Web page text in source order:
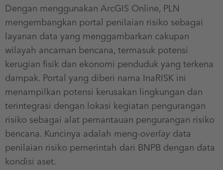
Dengan menggunakan ArcGIS Online, PLN
mengembangkan portal penilaian risiko sebagai
layanan data yang menggambarkan cakupan
wilayah ancaman bencana, termasuk potensi
kerugian fisik dan ekonomi penduduk yang terkena
dampak. Portal yang diberi nama InaRISK ini
menampilkan potensi kerusakan lingkungan dan
terintegrasi dengan lokasi kegiatan pengurangan
risiko sebagai alat pemantauan pengurangan risiko
bencana. Kuncinya adalah meng-overlaydata
penilaian risiko pemerintah dari BNPB dengan data
kondisi aset.